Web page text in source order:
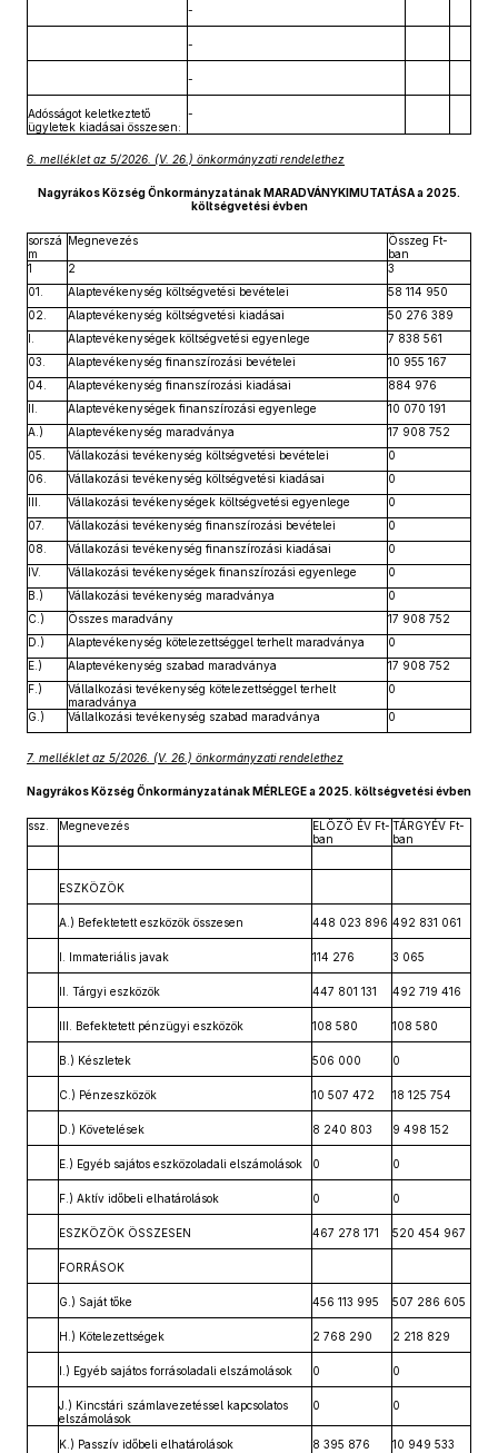
-
-
-
Adósságot keletkeztető
ügyletek kiadásai összesen:
-
6. melléklet az 5/2026. (V. 26.) önkormányzati rendelethez
Nagyrákos Község Önkormányzatának MARADVÁNYKIMUTATÁSA a 2025.
költségvetési évben
sorszá
m
Megnevezés
Összeg Ft-
ban
1
2
3
01.
Alaptevékenység költségvetési bevételei
58 114 950
02.
Alaptevékenység költségvetési kiadásai
50 276 389
I.
Alaptevékenységek költségvetési egyenlege
7 838 561
03.
Alaptevékenység finanszírozási bevételei
10 955 167
04.
Alaptevékenység finanszírozási kiadásai
884 976
II.
Alaptevékenységek finanszírozási egyenlege
10 070 191
A.)
Alaptevékenység maradványa
17 908 752
05.
Vállakozási tevékenység költségvetési bevételei
0
06.
Vállakozási tevékenység költségvetési kiadásai
0
III.
Vállakozási tevékenységek költségvetési egyenlege
0
07.
Vállakozási tevékenység finanszírozási bevételei
0
08.
Vállakozási tevékenység finanszírozási kiadásai
0
IV.
Vállakozási tevékenységek finanszírozási egyenlege
0
B.)
Vállakozási tevékenység maradványa
0
C.)
Összes maradvány
17 908 752
D.)
Alaptevékenység kötelezettséggel terhelt maradványa
0
E.)
Alaptevékenység szabad maradványa
17 908 752
F.)
Vállalkozási tevékenység kötelezettséggel terhelt
maradványa
0
G.) Vállalkozási tevékenység szabad maradványa 0
7. melléklet az 5/2026. (V. 26.) önkormányzati rendelethez
Nagyrákos Község Önkormányzatának MÉRLEGE a 2025. költségvetési évben
ssz. Megnevezés
ELŐZŐ ÉV Ft-
ban
TÁRGYÉV Ft-
ban
ESZKÖZÖK
A.) Befektetett eszközök összesen 448 023 896 492 831 061
I. Immateriális javak 114 276 3 065
II. Tárgyi eszközök 447 801 131 492 719 416
III. Befektetett pénzügyi eszközök 108 580 108 580
B.) Készletek 506 000 0
C.) Pénzeszközök 10 507 472 18 125 754
D.) Követelések 8 240 803 9 498 152
E.) Egyéb sajátos eszközoladali elszámolások 0 0
F.) Aktív időbeli elhatárolások 0 0
ESZKÖZÖK ÖSSZESEN 467 278 171 520 454 967
FORRÁSOK
G.) Saját tőke 456 113 995 507 286 605
H.) Kötelezettségek 2 768 290 2 218 829
I.) Egyéb sajátos forrásoladali elszámolások 0 0
J.) Kincstári számlavezetéssel kapcsolatos
elszámolások
0 0
K.) Passzív időbeli elhatárolások 8 395 876 10 949 533